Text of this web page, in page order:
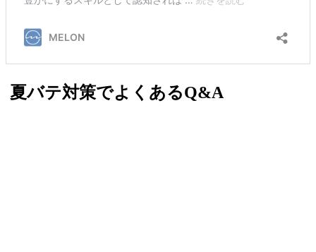
夏バテ対策でよくあるQ&A